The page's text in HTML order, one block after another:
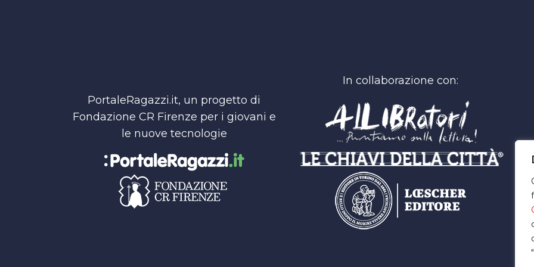
PortaleRagazzi.it, un progetto di
Fondazione CR Firenze per i giovani e
le nuove tecnologie
In collaborazione con: